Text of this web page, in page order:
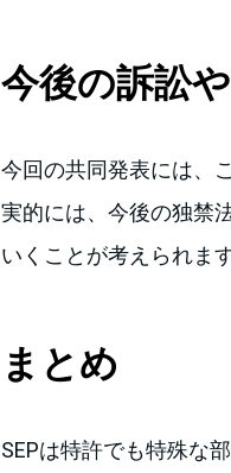
今後の訴訟や
今回の共同発表には、
実的には、今後の独禁
いくことが考えられます
まとめ
SEPは特許でも特殊な